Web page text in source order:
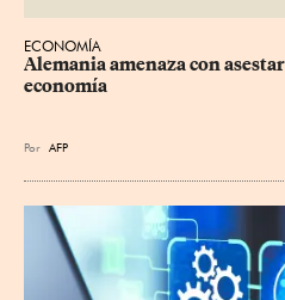
ECONOMÍA
Alemania amenaza con
economía
Por AFP